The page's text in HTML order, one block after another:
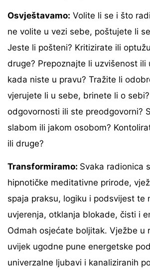
Osvještavamo: Volite li se i što
ne volite u vezi sebe, poštujete li
Jeste li pošteni? Kritizirate ili
druge? Prepoznajte li uzvišenost ili
kada niste u pravu? Tražite li
vjerujete li u sebe, brinete li o
odgovornosti ili ste preodgovorni?
slabom ili jakom osobom?
ili druge?
Transformiramo: Svaka radionica
hipnotičke meditativne prirode,
spaja praksu, logiku i podsvijest te
uvjerenja, otklanja blokade, čisti i
Odmah osjećate boljitak. Vježbe u
uvijek ugodne pune energetske
univerzalne ljubavi i kanaliziranih